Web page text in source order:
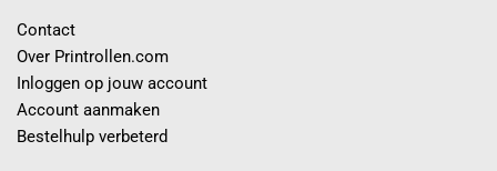
Contact
Over Printrollen.com
Inloggen op jouw account
Account aanmaken
Bestelhulp verbeterd